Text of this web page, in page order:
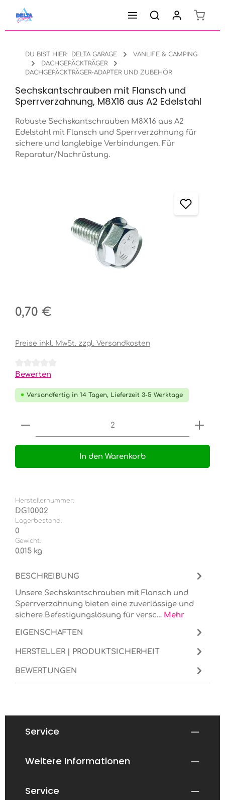
Zum Hauptinhalt springen
DU BIST HIER: DELTA GARAGE
VANLIFE & CAMPING
DACHGEPÄCKTRÄGER
DACHGEPÄCKTRÄGER-ADAPTER UND ZUBEHÖR
Sechskantschrauben mit Flansch und
Sperrverzahnung, M8X16 aus A2 Edelstahl
Robuste Sechskantschrauben M8X16 aus A2
Edelstahl mit Flansch und Sperrverzahnung für
sichere und langlebige Verbindungen. Für
Reparatur/Nachrüstung.
Regulärer Preis:
0,70 €
Preise inkl. MwSt. zzgl. Versandkosten
Durchschnittliche Bewertung von 0 von 5 Sternen
Bewerten
Versandfertig in 14 Tagen, Lieferzeit 3-5 Werktage
Produkt Anzahl: Gib den gewünschten
In den Warenkorb
Herstellernummer:
DG10002
Lagerbestand:
0
Gewicht:
0.015 kg
BESCHREIBUNG
Unsere Sechskantschrauben mit Flansch und
Sperrverzahnung bieten eine zuverlässige und
sichere Befestigungslösung für versc… Mehr
EIGENSCHAFTEN
HERSTELLER | PRODUKTSICHERHEIT
BEWERTUNGEN
Service
Weitere Informationen
Service